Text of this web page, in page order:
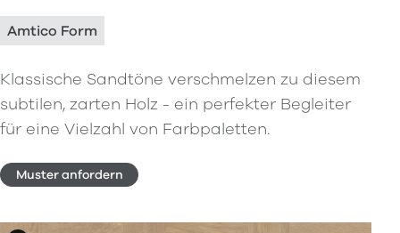
Amtico Form
Klassische Sandtöne verschmelzen zu diesem
subtilen, zarten Holz - ein perfekter Begleiter
für eine Vielzahl von Farbpaletten.
Muster anfordern